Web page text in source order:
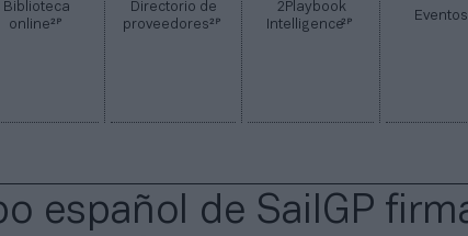
Biblioteca
online2P
Directorio de
proveedores2P
2Playbook
Intelligence2P
español de SailGP